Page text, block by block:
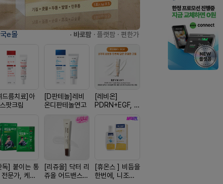
e몰 · 바로팜 · 플랫팜 · 편한가
드름치료]아
팟크림
[D판테놀]레비
온디판테놀연고
[레비온]
PDRN+EGF, 레
독] 붙이는 통
전문가, 케토
[리쥬올] 닥터 리
쥬올 어드밴스드
[휴온스 ] 비듬을
한번에, 니조랄